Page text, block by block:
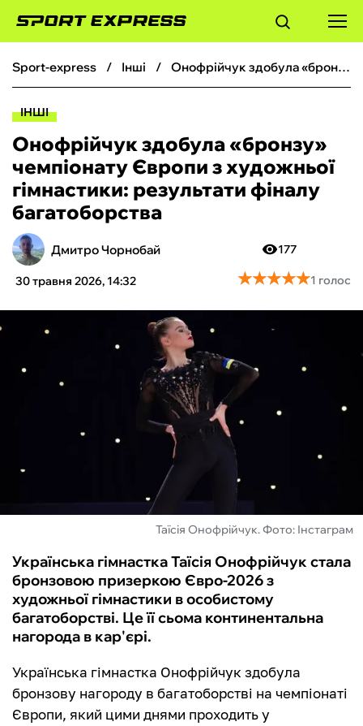
ФУТБОЛ
БОКС
ХОКЕЙ
ТЕНІС
КІБЕРСПОРТ
sport-express інші Онофрійчук здобула «бронзу» чемпіонату Європи з художньої гімнастики: результати фіналу багатоборства
ІНШІ
Онофрійчук здобула «бронзу»
чемпіонату Європи з художньої
гімнастики: результати фіналу
багатоборства
Дмитро Чорнобай
30 травня 2026, 14:32
177
★★★★★
★★★★★1 голос
Таїсія Онофрійчук. Фото: Інстаграм
Українська гімнастка Таїсія Онофрійчук стала
бронзовою призеркою Євро-2026 з
художньої гімнастики в особистому
багатоборстві. Це її сьома континентальна
нагорода в кар'єрі.
Українська гімнастка Онофрійчук здобула
бронзову нагороду в багатоборстві на чемпіонаті
Європи, який цими днями проходить у